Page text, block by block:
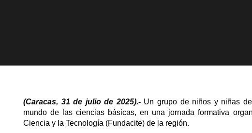
(Caracas, 31 de julio de 2025).- Un grupo de niños y niñas
mundo de las ciencias básicas, en una jornada formativa
Ciencia y la Tecnología (Fundacite) de la región.